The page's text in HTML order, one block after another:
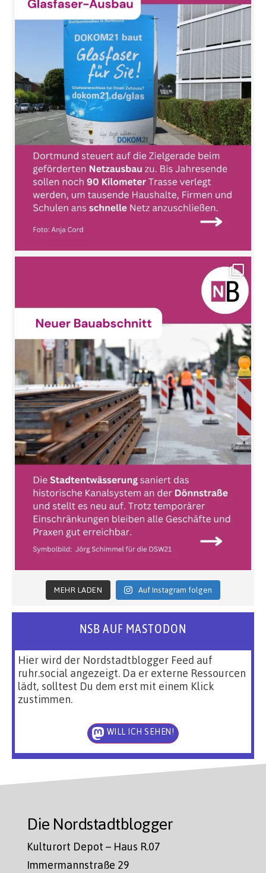
MEHR LADEN Auf Instagram folgen
NSB AUF MASTODON
Hier wird der Nordstadtblogger Feed auf
ruhr.social angezeigt. Da er externe Ressourcen
lädt, solltest Du dem erst mit einem Klick
zustimmen.
WILL ICH SEHEN!
Die Nordstadtblogger
Kulturort Depot – Haus R.07
Immermannstraße 29